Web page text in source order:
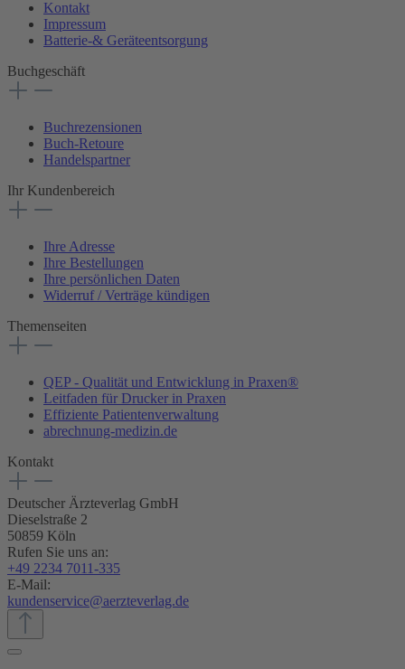
Kontakt
Impressum
Batterie-& Geräteentsorgung
Buchgeschäft
Buchrezensionen
Buch-Retoure
Handelspartner
Ihr Kundenbereich
Ihre Adresse
Ihre Bestellungen
Ihre persönlichen Daten
Widerruf / Verträge kündigen
Themenseiten
QEP - Qualität und Entwicklung in Praxen®
Leitfaden für Drucker in Praxen
Effiziente Patientenverwaltung
abrechnung-medizin.de
Kontakt
Deutscher Ärzteverlag GmbH
Dieselstraße 2
50859 Köln
Rufen Sie uns an:
+49 2234 7011-335
E-Mail:
kundenservice@aerzteverlag.de